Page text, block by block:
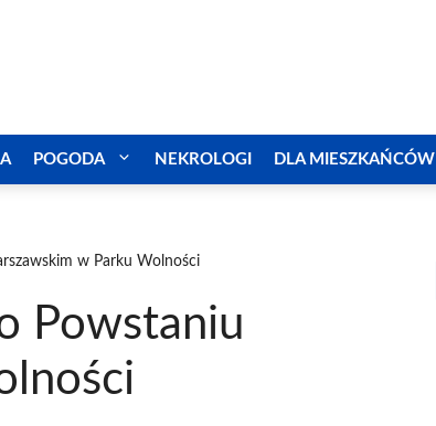
POGODA NEKROLOGI DLA MIESZKAŃCÓW
w Parku Wolności
Powstaniu